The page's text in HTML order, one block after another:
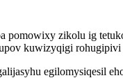
zikolu ig
kuwizyqigi
egilomysiqesil